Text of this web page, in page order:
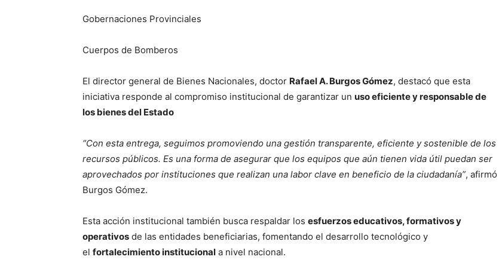
Gobernaciones Provinciales
Cuerpos de Bomberos
El director general de Bienes Nacionales, doctor Rafael A. Burgos Gómez, destacó que esta
iniciativa responde al compromiso institucional de garantizar un uso eficiente y responsable de
los bienes del Estado
“Con esta entrega, seguimos promoviendo una gestión transparente, eficiente y sostenible de los
recursos públicos. Es una forma de asegurar que los equipos que aún tienen vida útil puedan ser
aprovechados por instituciones que realizan una labor clave en beneficio de la ciudadanía”, afirmó
Burgos Gómez.
Esta acción institucional también busca respaldar los esfuerzos educativos, formativos y
operativos de las entidades beneficiarias, fomentando el desarrollo tecnológico y
el fortalecimiento institucional a nivel nacional.